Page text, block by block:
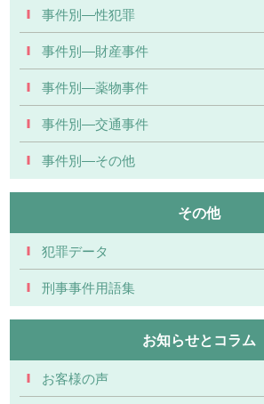
事件別―性犯罪
事件別―財産事件
事件別―薬物事件
事件別―交通事件
事件別―その他
その他
犯罪データ
刑事事件用語集
お知らせとコラム
お客様の声